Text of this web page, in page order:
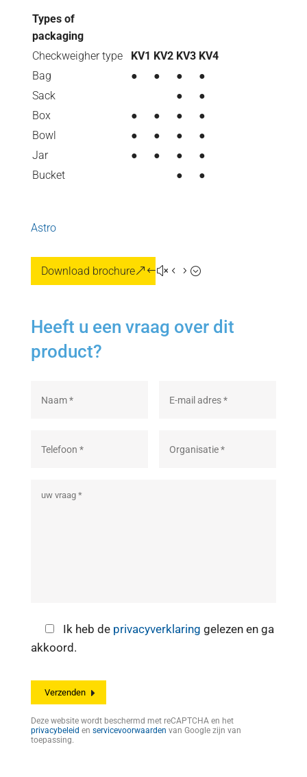
Types of
packaging
Checkweigher type
KV1 KV2 KV3 KV4
Bag
● ● ●
●
Sack
●
●
Box
● ● ●
●
Bowl
● ● ●
●
Jar
● ● ●
●
Bucket
● ●
Astro
Download brochure
Heeft u een vraag over dit
product?
Ik heb de privacyverklaring gelezen en ga
akkoord.
Deze website wordt beschermd met reCAPTCHA en het
privacybeleid en servicevoorwaarden van Google zijn van
toepassing.